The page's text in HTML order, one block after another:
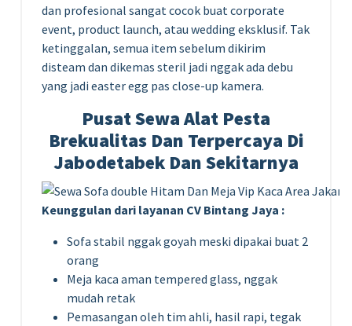
dan profesional sangat cocok buat corporate
event, product launch, atau wedding eksklusif. Tak
ketinggalan, semua item sebelum dikirim
disteam dan dikemas steril jadi nggak ada debu
yang jadi easter egg pas close-up kamera.
Pusat Sewa Alat Pesta
Brekualitas Dan Terpercaya Di
Jabodetabek Dan Sekitarnya
Keunggulan dari layanan CV Bintang Jaya :
Sofa stabil nggak goyah meski dipakai buat 2
orang
Meja kaca aman tempered glass, nggak
mudah retak
Pemasangan oleh tim ahli, hasil rapi, tegak